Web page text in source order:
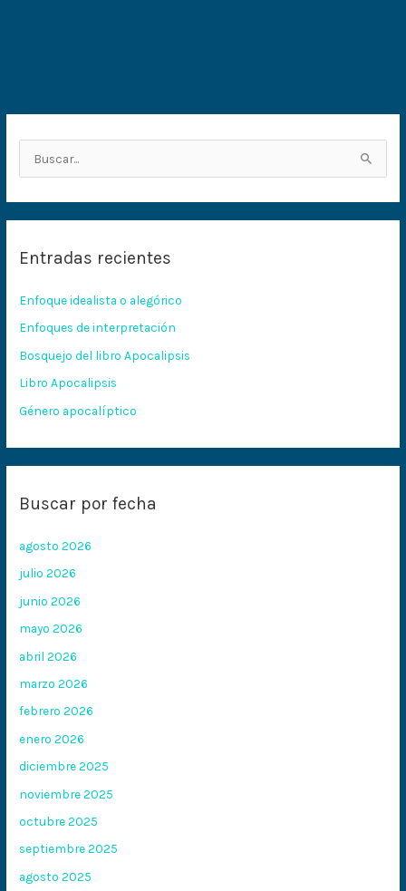
a
p
o
r
:
Entradas recientes
Enfoque idealista o alegórico
Enfoques de interpretación
Bosquejo del libro Apocalipsis
Libro Apocalipsis
Género apocalíptico
Buscar por fecha
agosto 2026
julio 2026
junio 2026
mayo 2026
abril 2026
marzo 2026
febrero 2026
enero 2026
diciembre 2025
noviembre 2025
octubre 2025
septiembre 2025
agosto 2025